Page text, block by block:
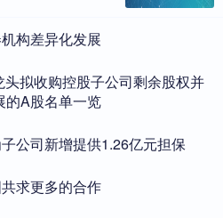
构差异化发展
拟收购控股子公司剩余股权并
的A股名单一览
公司新增提供1.26亿元担保
求更多的合作